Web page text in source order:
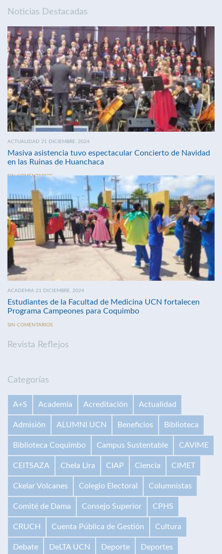
Noticias Destacadas
ACTUALIDAD 21 DICIEMBRE, 2024
Masiva asistencia tuvo espectacular Concierto de Navidad
en las Ruinas de Huanchaca
SIN COMENTARIOS
ACADEMIA 21 DICIEMBRE, 2024
Estudiantes de la Facultad de Medicina UCN fortalecen
Programa Campeones para Coquimbo
SIN COMENTARIOS
Revista Reflejos
Categorías
A+S Academia Acreditación Actualidad
Admisión ALUMNI UCN Beneficios Biblioteca
Biblioteca Coquimbo Campus Sustentable CAVIME
CEITSAZA Chela Lira CIAP Ciencia CIMET
Ckelar Volcanes Colegio Electoral Columnistas
Comité de Dama Consejo Superior CPHS
CRUCH Cuenta Pública de Gestión Cultura
Debate DeLTA UCN Deporte Deportes